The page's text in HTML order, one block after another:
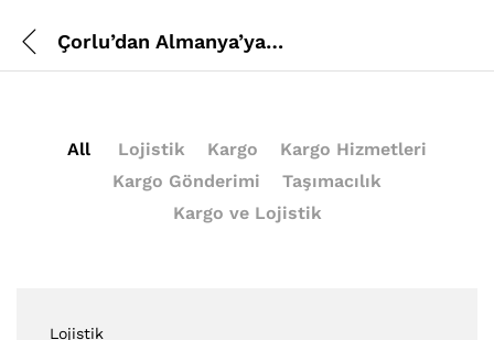
Çorlu’dan Almanya’ya Hızlı Lojistik Hizmetleri
All Lojistik Kargo
Kargo Hizmetleri
Kargo Gönderimi
Taşımacılık
Kargo ve Lojistik
Lojistik